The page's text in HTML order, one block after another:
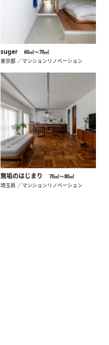
suger 60㎡〜70㎡
東京都 ／マンションリノベーション
無垢のはじまり 70㎡〜80㎡
埼玉県 ／マンションリノベーション